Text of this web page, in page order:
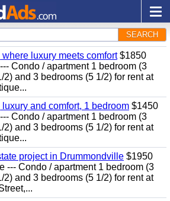
SEARCH
luxury meets comfort$1850
Condo / apartment 1 bedroom (3
2) and 3 bedrooms (5 1/2) for rent at
and comfort, 1 bedroom $1450
Condo / apartment 1 bedroom (3
2) and 3 bedrooms (5 1/2) for rent at
project in Drummondville $1950
--- Condo / apartment 1 bedroom (3
2) and 3 bedrooms (5 1/2) for rent at